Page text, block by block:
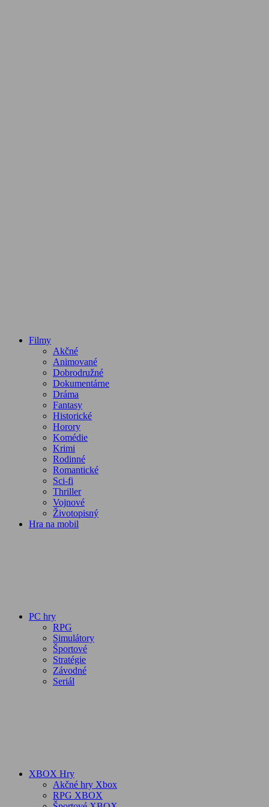
Filmy
Akčné
Animované
Dobrodružné
Dokumentárne
Dráma
Fantasy
Historické
Horory
Komédie
Krimi
Rodinné
Romantické
Sci-fi
Thriller
Vojnové
Životopisný
Hra na mobil
PC hry
RPG
Simulátory
Športové
Stratégie
Závodné
Seriál
XBOX Hry
Akčné hry Xbox
RPG XBOX